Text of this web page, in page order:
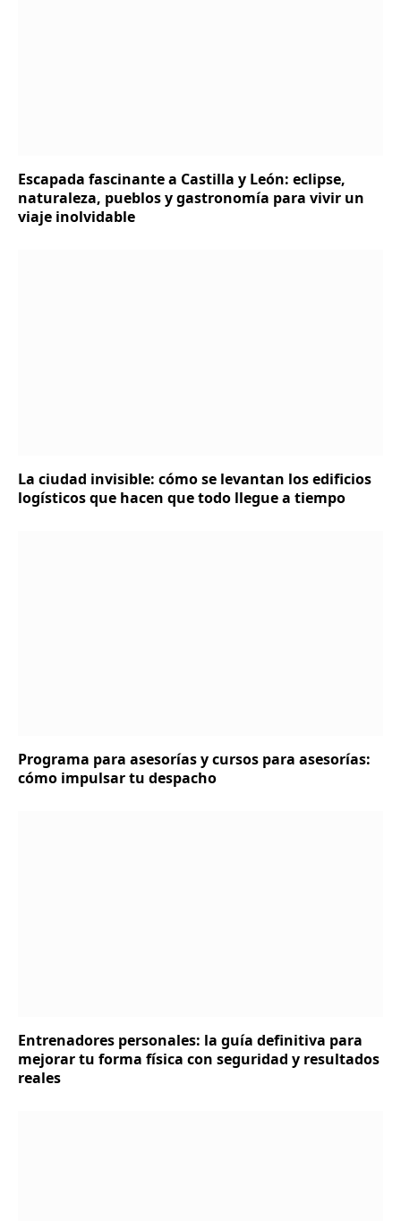
Escapada fascinante a Castilla y León: eclipse,
naturaleza, pueblos y gastronomía para vivir un
viaje inolvidable
La ciudad invisible: cómo se levantan los edificios
logísticos que hacen que todo llegue a tiempo
Programa para asesorías y cursos para asesorías:
cómo impulsar tu despacho
Entrenadores personales: la guía definitiva para
mejorar tu forma física con seguridad y resultados
reales